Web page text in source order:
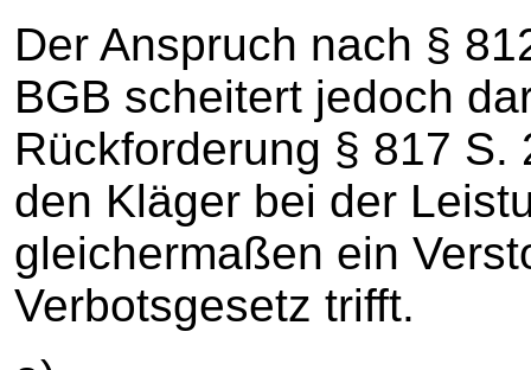
Der Anspruch nach §
BGB scheitert jedoch
Rückforderung § 817
den Kläger bei der
gleichermaßen ein
Verbotsgesetz trifft.